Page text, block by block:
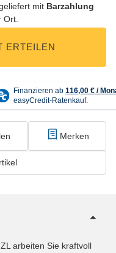
mit Barzahlung
Ort.
ERTEILEN
Merken
arbeiten Sie kraftvoll